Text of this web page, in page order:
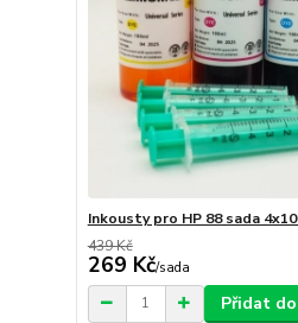
Inkousty pro HP 88 sada
439 Kč
269 Kč/sada
Přidat